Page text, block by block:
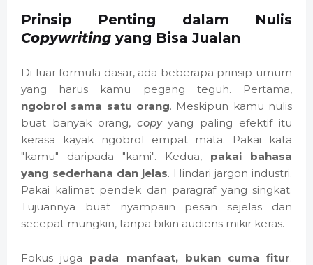
Prinsip Penting dalam Nulis
Copywriting yang Bisa Jualan
Di luar formula dasar, ada beberapa prinsip umum
yang harus kamu pegang teguh. Pertama,
ngobrol sama satu orang. Meskipun kamu nulis
buat banyak orang, copyyang paling efektif itu
kerasa kayak ngobrol empat mata. Pakai kata
"kamu" daripada "kami". Kedua, pakai bahasa
yang sederhana dan jelas. Hindari jargon industri.
Pakai kalimat pendek dan paragraf yang singkat.
Tujuannya buat nyampaiin pesan sejelas dan
secepat mungkin, tanpa bikin audiens mikir keras.
Fokus juga pada manfaat, bukan cuma fitur.